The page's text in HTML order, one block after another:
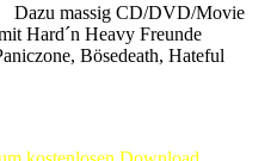
Dazu massig CD/DVD/Movie
Hard´n Heavy Freunde
Bösedeath, Hateful